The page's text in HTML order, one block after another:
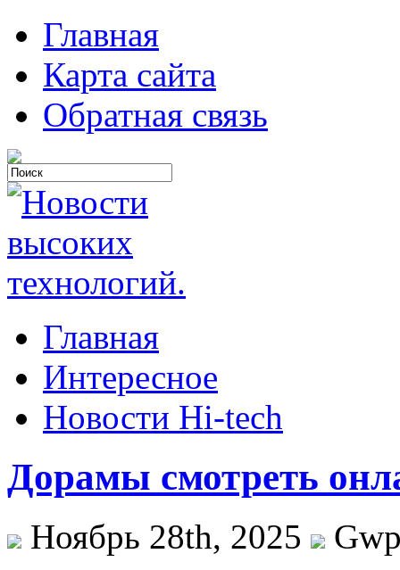
Главная
Карта сайта
Обратная связь
Главная
Интересное
Новости Hi-tech
Дорамы смотреть
Ноябрь 28th, 2025